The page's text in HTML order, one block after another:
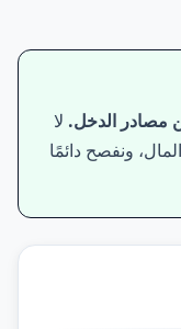
مصادر الدخل. لا
ونفصح دائمًا